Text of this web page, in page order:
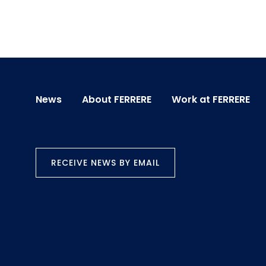
News About FERRERE Work at FERRERE
RECEIVE NEWS BY EMAIL